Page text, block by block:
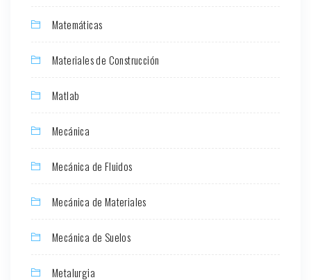
Matemáticas
Materiales de Construcción
Matlab
Mecánica
Mecánica de Fluidos
Mecánica de Materiales
Mecánica de Suelos
Metalurgia